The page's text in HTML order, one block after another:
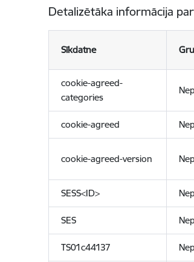
Detalizētāka informācija
Sīkdatne
cookie-agreed-
categories
cookie-agreed
cookie-agreed-version
SESS<ID>
SES
TS01c44137